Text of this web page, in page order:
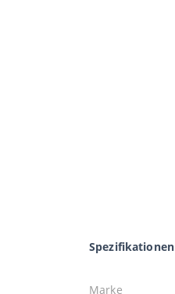
Spezifikationen
Marke